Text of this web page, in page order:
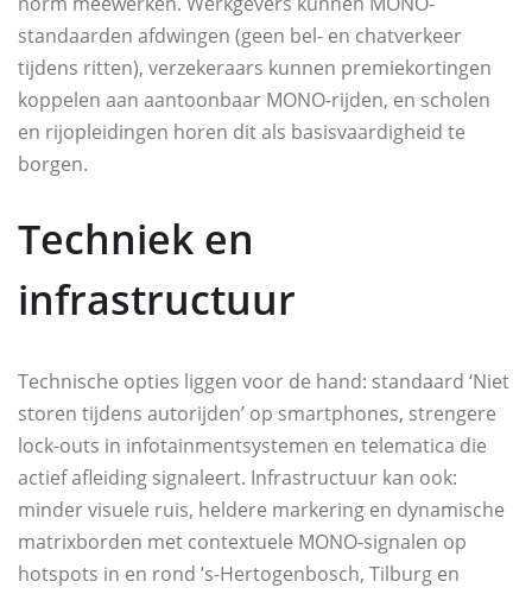
standaarden afdwingen (geen bel- en chatverkeer
tijdens ritten), verzekeraars kunnen premiekortingen
koppelen aan aantoonbaar MONO-rijden, en scholen
en rijopleidingen horen dit als basisvaardigheid te
borgen.
Techniek en
infrastructuur
Technische opties liggen voor de hand: standaard ‘Niet
storen tijdens autorijden’ op smartphones, strengere
lock-outs in infotainmentsystemen en telematica die
actief afleiding signaleert. Infrastructuur kan ook:
minder visuele ruis, heldere markering en dynamische
matrixborden met contextuele MONO-signalen op
hotspots in en rond ’s-Hertogenbosch, Tilburg en